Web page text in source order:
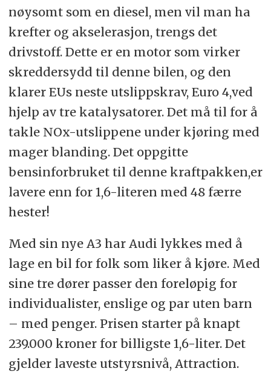
nøysomt som en diesel, men vil man ha
krefter og akselerasjon, trengs det
drivstoff. Dette er en motor som virker
skreddersydd til denne bilen, og den
klarer EUs neste utslippskrav, Euro 4,ved
hjelp av tre katalysatorer. Det må til for å
takle NOx-utslippene under kjøring med
mager blanding. Det oppgitte
bensinforbruket til denne kraftpakken,er
lavere enn for 1,6-literen med 48 færre
hester!
Med sin nye A3 har Audi lykkes med å
lage en bil for folk som liker å kjøre. Med
sine tre dører passer den foreløpig for
individualister, enslige og par uten barn
– med penger. Prisen starter på knapt
239.000 kroner for billigste 1,6-liter. Det
gjelder laveste utstyrsnivå, Attraction.